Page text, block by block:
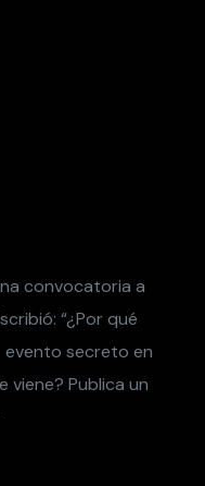
convocatoria a
“¿Por qué
evento secreto en
viene? Publica un